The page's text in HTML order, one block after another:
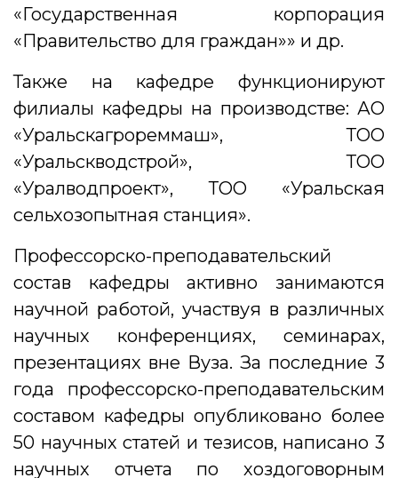
«Государственная корпорация
«Правительство для граждан»» и др.
Также на кафедре функционируют
филиалы кафедры на производстве: АО
«Уральскагрореммаш», ТОО
«Уральскводстрой», ТОО
«Уралводпроект», ТОО «Уральская
сельхозопытная станция».
Профессорско-преподавательский
состав кафедры активно занимаются
научной работой, участвуя в различных
научных конференциях, семинарах,
презентациях вне Вуза. За последние 3
года профессорско-преподавательским
составом кафедры опубликовано более
50 научных статей и тезисов, написано 3
научных отчета по хоздоговорным